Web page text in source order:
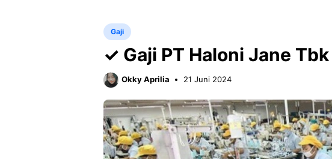
Gaji
✓ Gaji PT Haloni Jane
Okky Aprilia 21 Juni 2024